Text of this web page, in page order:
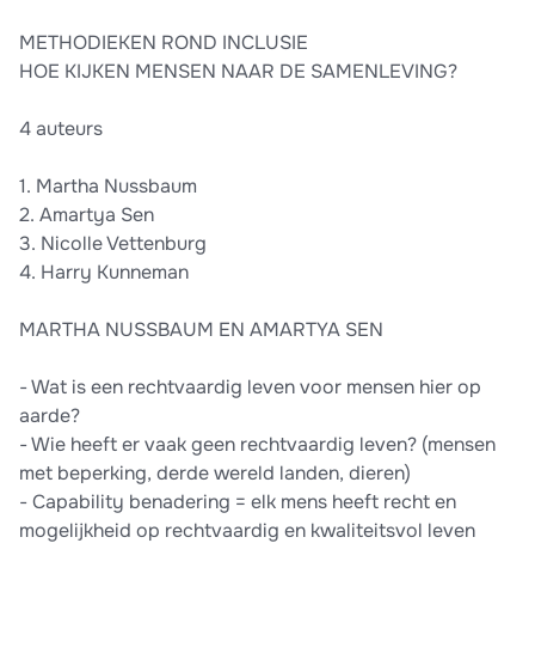
METHODIEKEN ROND INCLUSIE
HOE KIJKEN MENSEN NAAR DE SAMENLEVING?
4 auteurs
1. Martha Nussbaum
2. Amartya Sen
3. Nicolle Vettenburg
4. Harry Kunneman
MARTHA NUSSBAUM EN AMARTYA SEN
- Wat is een rechtvaardig leven voor mensen hier op
aarde?
- Wie heeft er vaak geen rechtvaardig leven? (mensen
met beperking, derde wereld landen, dieren)
- Capability benadering = elk mens heeft recht en
mogelijkheid op rechtvaardig en kwaliteitsvol leven